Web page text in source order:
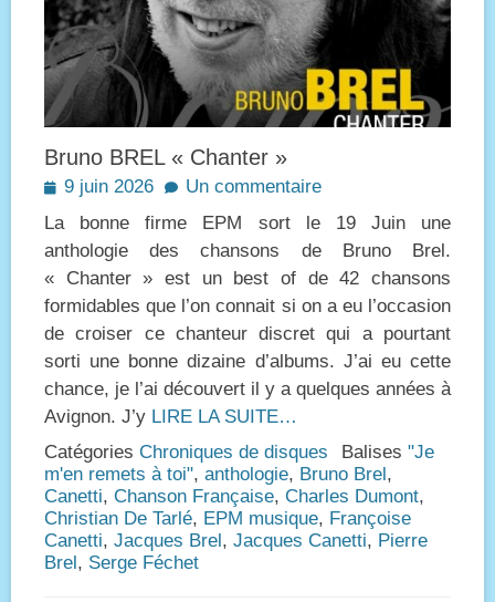
Bruno BREL « Chanter »
Posted
9 juin 2026
Un commentaire
La bonne firme EPM sort le 19 Juin une
anthologie des chansons de Bruno Brel.
« Chanter » est un best of de 42 chansons
formidables que l’on connait si on a eu l’occasion
de croiser ce chanteur discret qui a pourtant
sorti une bonne dizaine d’albums. J’ai eu cette
chance, je l’ai découvert il y a quelques années à
Avignon. J’y LIRE LA SUITE…
Catégories Chroniques de disques Balises "Je
m'en remets à toi", anthologie, Bruno Brel,
Canetti, Chanson Française, Charles Dumont,
Christian De Tarlé, EPM musique, Françoise
Canetti, Jacques Brel, Jacques Canetti, Pierre
Brel, Serge Féchet